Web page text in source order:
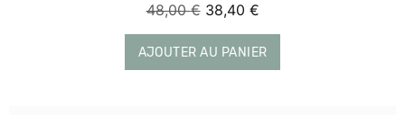
48,00€ Le
prix
initial
était :
38,40 €Le
prix
actuel
est :
AJOUTER AU PANIER